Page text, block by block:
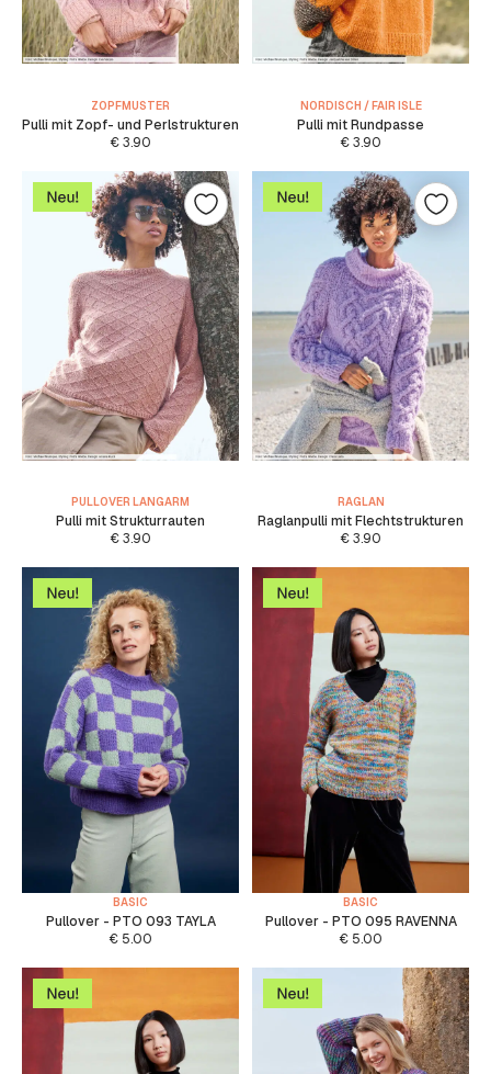
ZOPFMUSTER
Pulli mit Zopf- und Perlstrukturen
€3.90
NORDISCH / FAIR ISLE
Pulli mit Rundpasse
€3.90
PULLOVER LANGARM
Pulli mit Strukturrauten
€3.90
RAGLAN
Raglanpulli mit Flechtstrukturen
€3.90
BASIC
Pullover - PTO 093 TAYLA
€ 5.00
BASIC
Pullover - PTO 095 RAVENNA
€ 5.00